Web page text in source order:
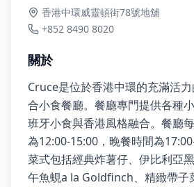
香港中環威靈頓街78號地舖
+852 8490 8020
關於
Cruce是位於香港中環的充滿活
合小食餐廳。餐廳專門提供各種
班牙小食與香港風格融合。餐廳
為12:00-15:00，晚餐時間為
菜式包括經典炸薯仔、伊比利亞
午魚蜆a la Goldfinch、精緻帶子